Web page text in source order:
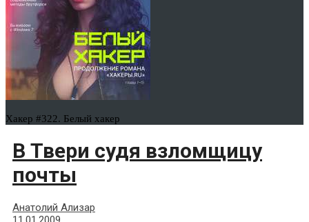
Хакер #322. Белый хакер
В Твери судя взломщицу
почты
Анатолий Ализар